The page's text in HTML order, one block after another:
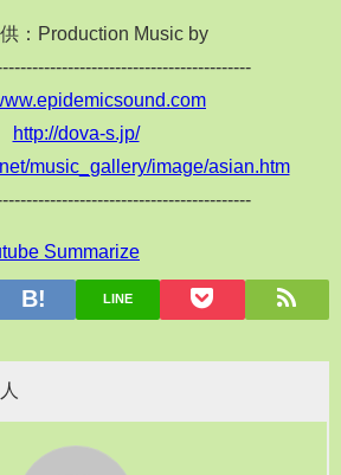
：Production Music by
http://dova-s.jp/
music_gallery/image/asian.htm
Summarize
LINE